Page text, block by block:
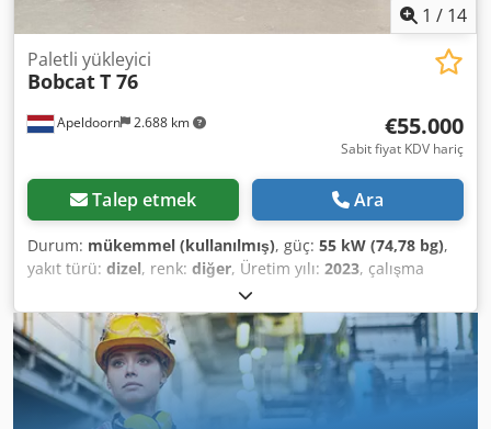
1 / 14
Apeldoorn 2.688 km
Paletli yükleyici
BobcatT 76
€55.000
Sabit fiyat KDV hariç
Talep etmek Ara
Durum: mükemmel (kullanılmış), güç: 55 kW (74,78 bg),
yakıt türü: dizel, renk: diğer, Üretim yılı: 2023, çalışma
klima
Boyutlar (U x G x Y): 395 x 220 x 208 cm Direksiyon: sabit
dingil Motor markası: Bobcat CE işareti: evet Teknik durum:
çok iyi Görsel durum: çok iyi = Diğer seçenekler ve
aksesuarlar = - 3. hidrolik devre - Yüksek debi - Son
kompansatör = Notlar = Aktarma organı Cedpsy D D Slofx